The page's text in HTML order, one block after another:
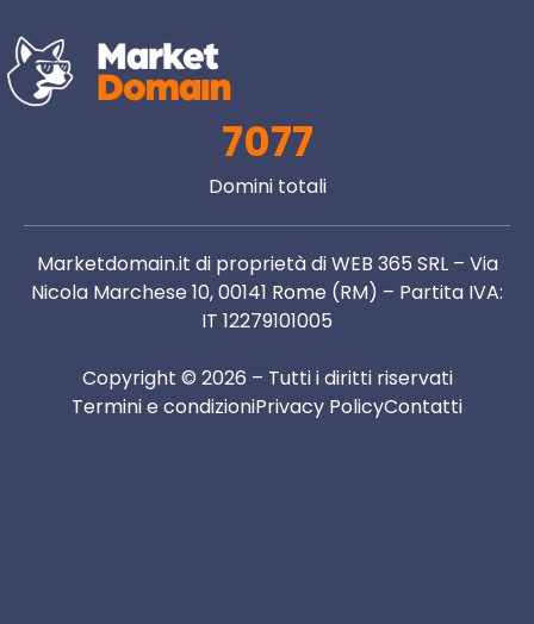
7077
Domini totali
Marketdomain.it di proprietà di WEB 365 SRL – Via
Nicola Marchese 10, 00141 Rome (RM) – Partita IVA:
IT 12279101005
Copyright © 2026 – Tutti i diritti riservati
Termini e condizioniPrivacy PolicyContatti